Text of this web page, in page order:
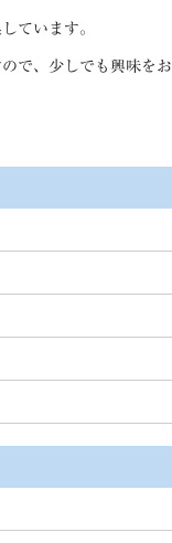
ています。
で、少しでも興味をお